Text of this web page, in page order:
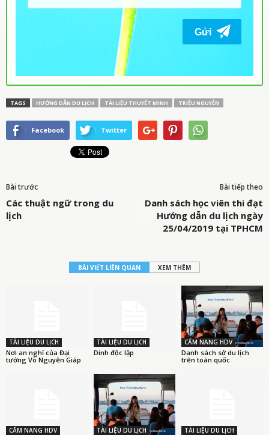
TAGS HƯỚNG DẪN DU LỊCH TÀI LIỆU THUYẾT MINH TRIỀU NGUYỄN
Facebook Twitter
Bài trước
Các thuật ngữ trong du
lịch
Bài tiếp theo
Danh sách học viên thi đạt
Hướng dẫn du lịch ngày
25/04/2019 tại TPHCM
BÀI VIẾT LIÊN QUAN XEM THÊM
TÀI LIỆU DU LỊCH
Nơi an nghỉ của Đại
tướng Võ Nguyên Giáp
TÀI LIỆU DU LỊCH
Dinh độc lập
CẨM NANG HDV
Danh sách sở du lịch
trên toàn quốc
CẨM NANG HDV TÀI LIỆU DU LỊCH TÀI LIỆU DU LỊCH